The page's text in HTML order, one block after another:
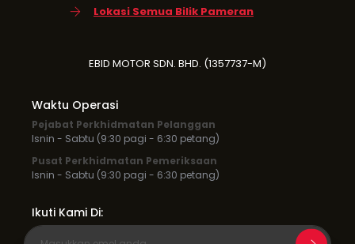
Lokasi Semua Bilik Pameran
EBID MOTOR SDN. BHD. (1357737-M)
Waktu Operasi
Pejabat Perkhidmatan Pelanggan
Isnin - Sabtu (9:30 pagi - 6:30 petang)
Pusat Perkhidmatan Pemeriksaan
Isnin - Sabtu (9:30 pagi - 6:30 petang)
Ikuti Kami Di: